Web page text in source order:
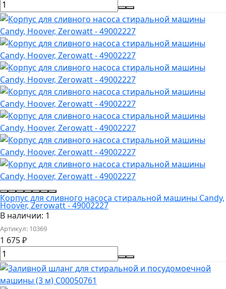
Корпус для сливного насоса стиральной машины Candy,
Hoover, Zerowatt - 49002227
В наличии: 1
Артикул: 10369
1 675₽